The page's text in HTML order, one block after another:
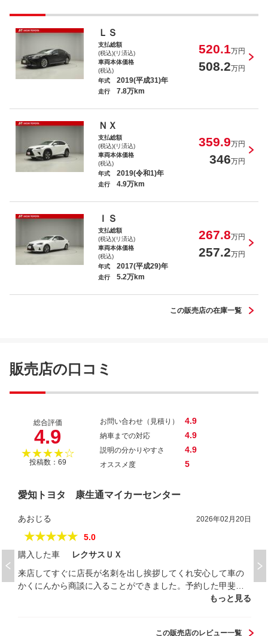
ＬＳ
支払総額
(税込)(リ済込)
520.1万円
車両本体価格
(税込)
508.2万円
年式 2019(平成31)年
走行 7.8万km
ＮＸ
支払総額
(税込)(リ済込)
359.9万円
車両本体価格
(税込)
346万円
年式 2019(令和1)年
走行 4.9万km
ＩＳ
支払総額
(税込)(リ済込)
267.8万円
車両本体価格
(税込)
257.2万円
年式 2017(平成29)年
走行 5.2万km
この販売店の在庫一覧
販売店の口コミ
総合評価
4.9
★★★★☆
投稿数：69
お問い合わせ（見積り） 4.9
納車までの対応 4.9
説明の分かりやすさ 4.9
オススメ度 5
愛知トヨタ 康生通マイカーセンター
あおじる 2026年02月20日
★★★★★
5.0
購入した車
レクサスＵＸ
来店してすぐに店長が名刺を出し挨拶してくれ安心して車の
かくにんから商談に入ることができました。予約した甲斐が
もっと見る
この販売店のレビュー一覧